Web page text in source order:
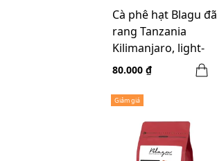
Cà phê hạt Blagu đã
rang Tanzania
Kilimanjaro, light-
medium roast, 100g
80.000 ₫
Giảm giá